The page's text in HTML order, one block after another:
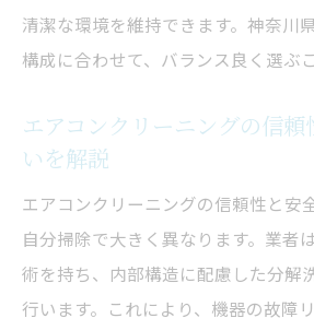
清潔な環境を維持できます。神奈川
構成に合わせて、バランス良く選ぶ
エアコンクリーニングの信
いを解説
エアコンクリーニングの信頼性と安
自分掃除で大きく異なります。業者
術を持ち、内部構造に配慮した分解
行います。これにより、機器の故障